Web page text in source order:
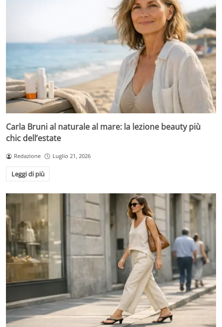
Carla Bruni al naturale al mare: la lezione beauty più
chic dell’estate
Redazione Luglio 21, 2026
Leggi di più